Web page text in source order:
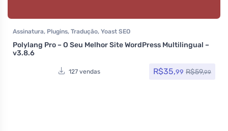
Assinatura, Plugins, Tradução, Yoast SEO
Polylang Pro – O Seu Melhor Site WordPress Multilingual –
v3.8.6
127 vendas R$35,99 R$59,99